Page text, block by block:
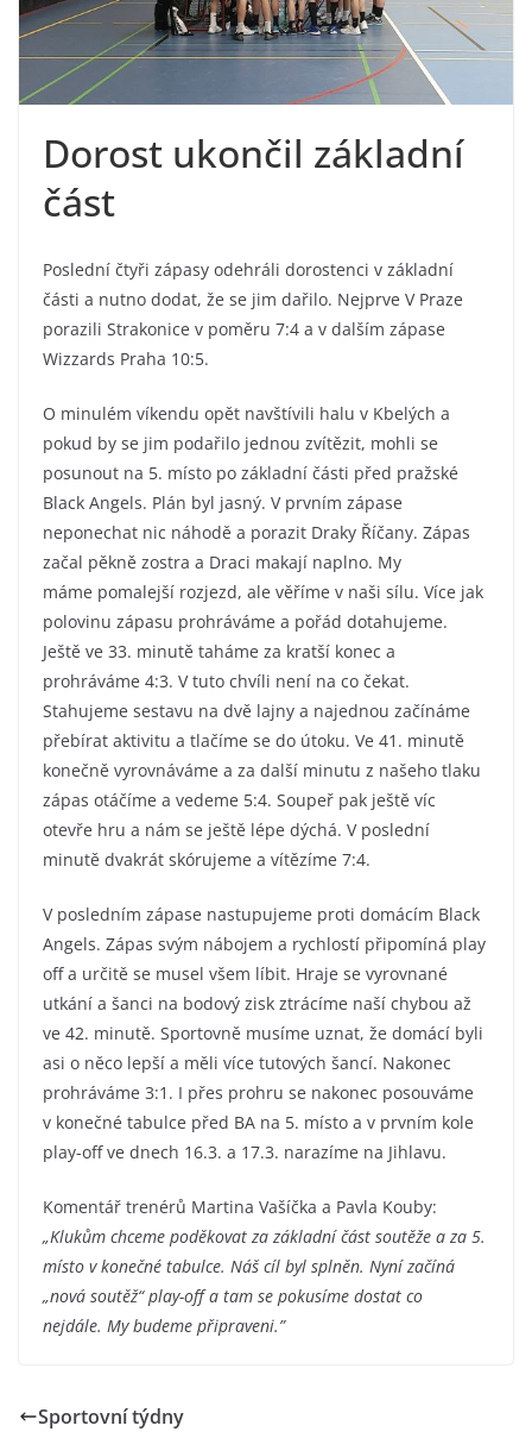
Dorost ukončil základní
část
Poslední čtyři zápasy odehráli dorostenci v základní
části a nutno dodat, že se jim dařilo. Nejprve V Praze
porazili Strakonice v poměru 7:4 a v dalším zápase
Wizzards Praha 10:5.
O minulém víkendu opět navštívili halu v Kbelých a
pokud by se jim podařilo jednou zvítězit, mohli se
posunout na 5. místo po základní části před pražské
Black Angels. Plán byl jasný. V prvním zápase
neponechat nic náhodě a porazit Draky Říčany. Zápas
začal pěkně zostra a Draci makají naplno. My
máme pomalejší rozjezd, ale věříme v naši sílu. Více jak
polovinu zápasu prohráváme a pořád dotahujeme.
Ještě ve 33. minutě taháme za kratší konec a
prohráváme 4:3. V tuto chvíli není na co čekat.
Stahujeme sestavu na dvě lajny a najednou začínáme
přebírat aktivitu a tlačíme se do útoku. Ve 41. minutě
konečně vyrovnáváme a za další minutu z našeho tlaku
zápas otáčíme a vedeme 5:4. Soupeř pak ještě víc
otevře hru a nám se ještě lépe dýchá. V poslední
minutě dvakrát skórujeme a vítězíme 7:4.
V posledním zápase nastupujeme proti domácím Black
Angels. Zápas svým nábojem a rychlostí připomíná play
off a určitě se musel všem líbit. Hraje se vyrovnané
utkání a šanci na bodový zisk ztrácíme naší chybou až
ve 42. minutě. Sportovně musíme uznat, že domácí byli
asi o něco lepší a měli více tutových šancí. Nakonec
prohráváme 3:1. I přes prohru se nakonec posouváme
v konečné tabulce před BA na 5. místo a v prvním kole
play-off ve dnech 16.3. a 17.3. narazíme na Jihlavu.
Komentář trenérů Martina Vašíčka a Pavla Kouby:
„Klukům chceme poděkovat za základní část soutěže a za 5.
místo v konečné tabulce. Náš cíl byl splněn. Nyní začíná
„nová soutěž“ play-off a tam se pokusíme dostat co
nejdále. My budeme připraveni.”
Sportovní týdny